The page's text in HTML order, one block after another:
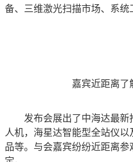
备、三维激光扫描市场、系统
嘉宾近距离了
发布会展出了中海达最新
人机，海星达智能型全站仪
品等。与会嘉宾纷纷近距离